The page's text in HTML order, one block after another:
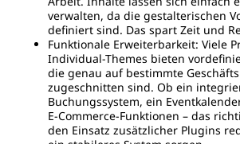
verwalten, da die gestalterischen
definiert sind. Das spart Zeit und
Funktionale Erweiterbarkeit: Viele
Individual-Themes bieten
die genau auf bestimmte
zugeschnitten sind. Ob ein
Buchungssystem, ein
E-Commerce-Funktionen – das
den Einsatz zusätzlicher Plugins